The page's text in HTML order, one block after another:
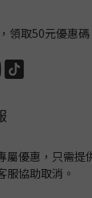
領取50元優惠碼
屬優惠，只需
服協助取消。